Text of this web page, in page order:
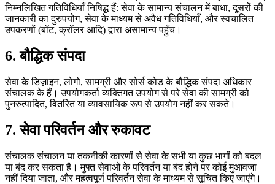
निम्नलिखित गतिविधियाँ निषिद्ध हैं: सेवा के सामान्य संचालन में बाधा, दूसरों की
जानकारी का दुरुपयोग, सेवा के माध्यम से अवैध गतिविधियाँ, और स्वचालित
उपकरणों (बॉट, क्रॉलर आदि) द्वारा असामान्य पहुँच।
6. बौद्धिक संपदा
सेवा के डिज़ाइन, लोगो, सामग्री और सोर्स कोड के बौद्धिक संपदा अधिकार
संचालक के हैं। उपयोगकर्ता व्यक्तिगत उपयोग से परे सेवा की सामग्री को
पुनरुत्पादित, वितरित या व्यावसायिक रूप से उपयोग नहीं कर सकते।
7. सेवा परिवर्तन और रुकावट
संचालक संचालन या तकनीकी कारणों से सेवा के सभी या कुछ भागों को बदल
या बंद कर सकता है। मुफ्त सेवाओं के परिवर्तन या बंद होने पर कोई मुआवजा
नहीं दिया जाता, और महत्वपूर्ण परिवर्तन सेवा के माध्यम से सूचित किए जाएंगे।